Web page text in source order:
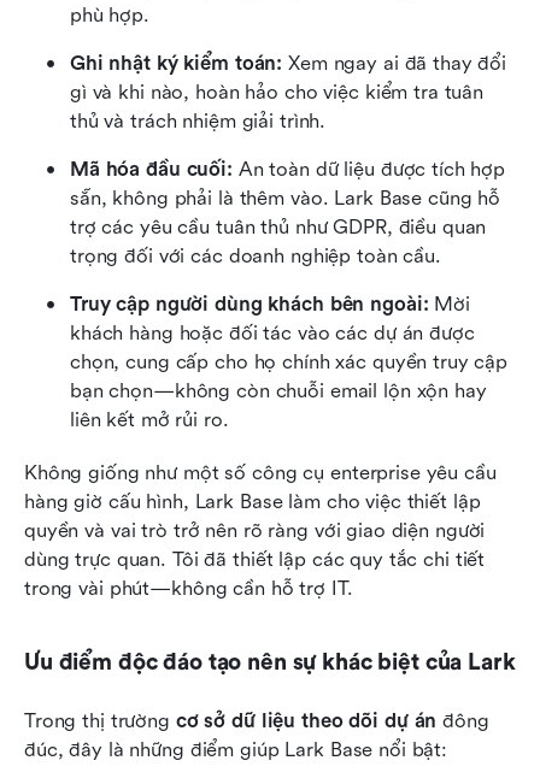
phù hợp.
Ghi nhật ký kiểm toán: Xem ngay ai đã thay đổi
gì và khi nào, hoàn hảo cho việc kiểm tra tuân
thủ và trách nhiệm giải trình.
Mã hóa đầu cuối: An toàn dữ liệu được tích hợp
sẵn, không phải là thêm vào. Lark Base cũng hỗ
trợ các yêu cầu tuân thủ như GDPR, điều quan
trọng đối với các doanh nghiệp toàn cầu.
Truy cập người dùng khách bên ngoài: Mời
khách hàng hoặc đối tác vào các dự án được
chọn, cung cấp cho họ chính xác quyền truy cập
bạn chọn—không còn chuỗi email lộn xộn hay
liên kết mở rủi ro.
Không giống như một số công cụ enterprise yêu cầu
hàng giờ cấu hình, Lark Base làm cho việc thiết lập
quyền và vai trò trở nên rõ ràng với giao diện người
dùng trực quan. Tôi đã thiết lập các quy tắc chi tiết
trong vài phút—không cần hỗ trợ IT.
Ưu điểm độc đáo tạo nên sự khác biệt của Lark
Trong thị trường cơ sở dữ liệu theo dõi dự án đông
đúc, đây là những điểm giúp Lark Base nổi bật: